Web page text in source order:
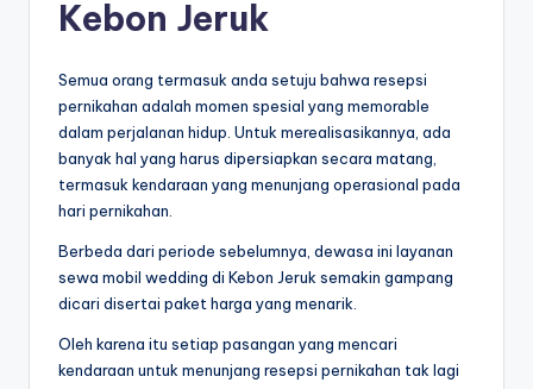
Kebon Jeruk
Semua orang termasuk anda setuju bahwa resepsi
pernikahan adalah momen spesial yang memorable
dalam perjalanan hidup. Untuk merealisasikannya, ada
banyak hal yang harus dipersiapkan secara matang,
termasuk kendaraan yang menunjang operasional pada
hari pernikahan.
Berbeda dari periode sebelumnya, dewasa ini layanan
sewa mobil wedding di Kebon Jeruk semakin gampang
dicari disertai paket harga yang menarik.
Oleh karena itu setiap pasangan yang mencari
kendaraan untuk menunjang resepsi pernikahan tak lagi